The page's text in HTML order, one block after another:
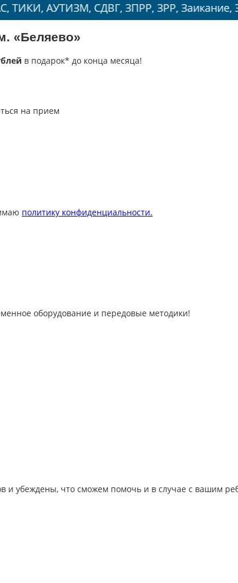
СДВГ, ЗПРР, ЗРР, Заикание, Энурез.
«Беляево»
в подарок* до конца месяца!
на прием
политику конфиденциальности.
оборудование и передовые методики!
убеждены, что сможем помочь и в случае с вашим